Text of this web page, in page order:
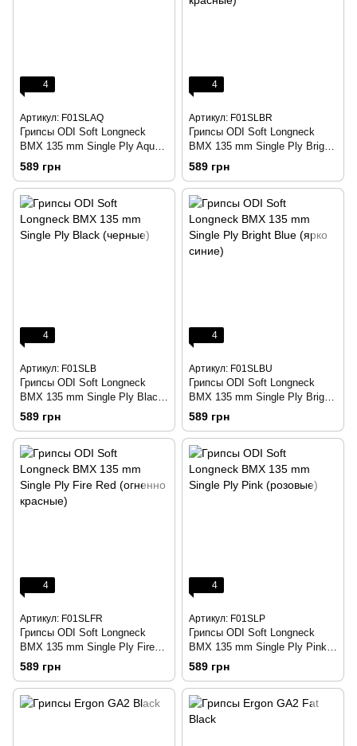
4
Артикул: F01SLAQ
Грипсы ODI Soft Longneck
BMX 135 mm Single Ply Aqua
(голубые)
589 грн
4
Артикул: F01SLBR
Грипсы ODI Soft Longneck
BMX 135 mm Single Ply Bright
Red (ярко красные)
589 грн
4
Артикул: F01SLB
Грипсы ODI Soft Longneck
BMX 135 mm Single Ply Black
(черные)
589 грн
4
Артикул: F01SLBU
Грипсы ODI Soft Longneck
BMX 135 mm Single Ply Bright
Blue (ярко синие)
589 грн
4
Артикул: F01SLFR
Грипсы ODI Soft Longneck
BMX 135 mm Single Ply Fire
Red (огненно красные)
589 грн
4
Артикул: F01SLP
Грипсы ODI Soft Longneck
BMX 135 mm Single Ply Pink
(розовые)
589 грн